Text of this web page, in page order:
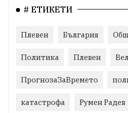
# ЕТИКЕТИ
Плевен България
Политика Плевен
ПрогнозаЗаВремето
катастрофа Румен Радев